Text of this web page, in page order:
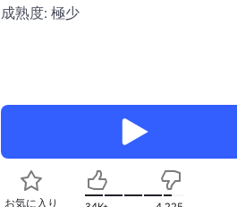
成熟度: 極少
お気に入り